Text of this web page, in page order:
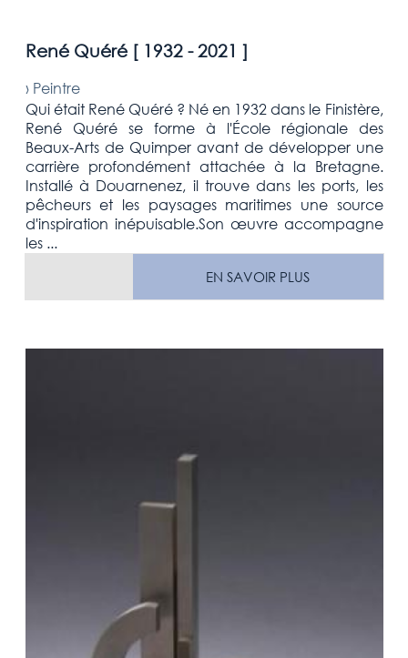
René Quéré [ 1932 - 2021 ]
› Peintre
Qui était René Quéré ? Né en 1932 dans le Finistère,
René Quéré se forme à l'École régionale des
Beaux-Arts de Quimper avant de développer une
carrière profondément attachée à la Bretagne.
Installé à Douarnenez, il trouve dans les ports, les
pêcheurs et les paysages maritimes une source
d'inspiration inépuisable.Son œuvre accompagne
les ...
EN SAVOIR PLUS